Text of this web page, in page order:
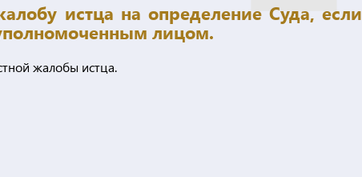
истца на определение Суда, если
лицом.
жалобы истца.